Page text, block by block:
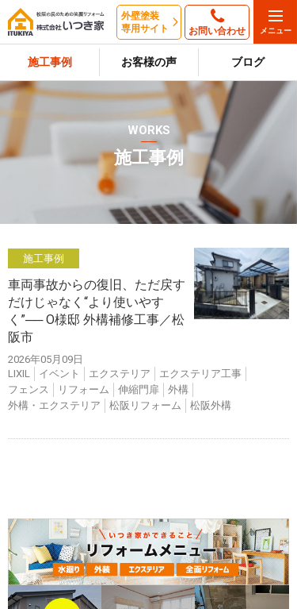
外壁塗装
専用サイト
お問い合わせ
施工事例 お客様の声 ブログ
WORKS
施工事例
施工事例
車両事故からの復旧、ただ戻す
だけじゃなく“より使いやす
く”── O様邸 外構補修工事／松
阪市
2026年05月09日
LIXIL
イベント エクステリア
エクステリア工事
フェンス
リフォーム 伸縮門扉
外構
外構・エクステリア
松阪リフォーム 松阪外構